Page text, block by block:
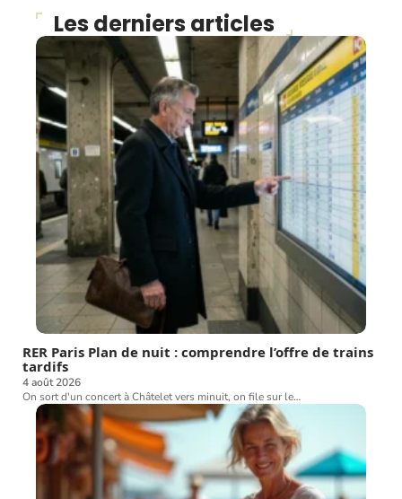
Les derniers articles
RER Paris Plan de nuit : comprendre l’offre de trains
tardifs
4 août 2026
On sort d'un concert à Châtelet vers minuit, on file sur le…